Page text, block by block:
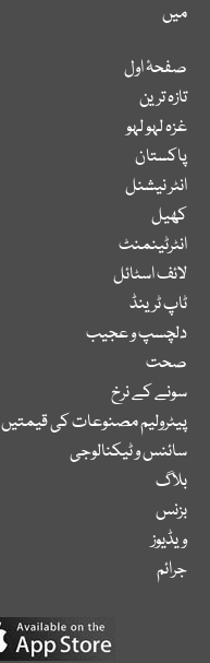
میں
صفحۂ اول
تازہ ترین
غزہ لہو لہو
پاکستان
انٹر نیشنل
کھیل
انٹرٹینمنٹ
لائف اسٹائل
ٹاپ ٹرینڈ
دلچسپ و عجیب
صحت
سونے کے نرخ
پیٹرولیم مصنوعات کی قیمتیں
سائنس و ٹیکنالوجی
بلاگ
بزنس
ویڈیوز
جرائم